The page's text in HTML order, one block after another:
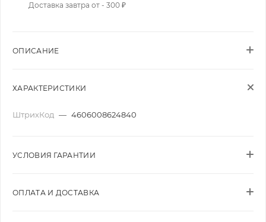
Доставка завтра от - 300 ₽
ОПИСАНИЕ
ХАРАКТЕРИСТИКИ
ШтрихКод — 4606008624840
УСЛОВИЯ ГАРАНТИИ
ОПЛАТА И ДОСТАВКА